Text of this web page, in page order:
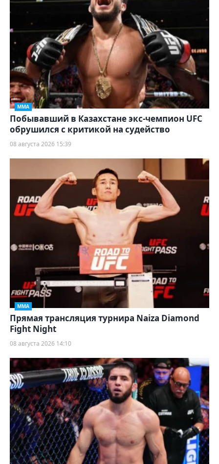
ММА
Побывавший в Казахстане экс-чемпион UFC
обрушился с критикой на судейство
08 августа 2026 15:39
ММА
Прямая трансляция турнира Naiza Diamond
Fight Night
08 августа 2026 14:10